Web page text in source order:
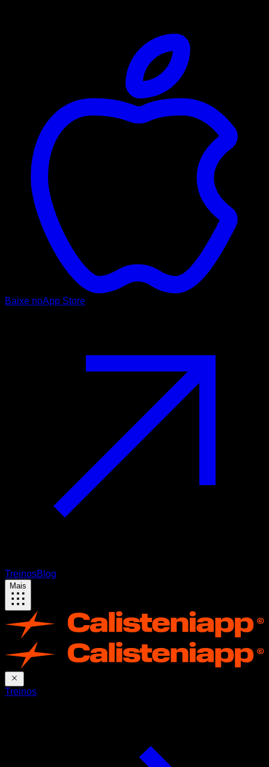
Baixe noApp Store
TreinosBlog
Mais
Treinos